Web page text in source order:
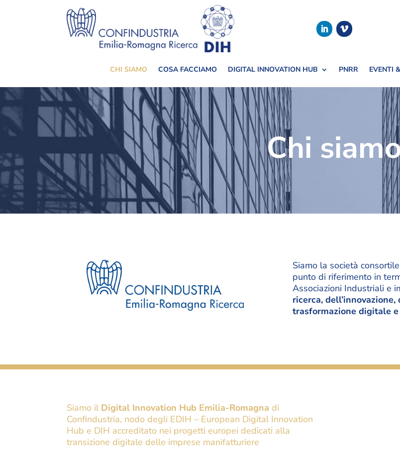
CHI SIAMO COSA FACCIAMO DIGITAL INNOVATION HUB PNRR EVENTI
Chi
Siamo la società
punto di riferimento in
Associazioni Industriali e
ricerca,
trasformazione digitale
Siamo il Digital Innovation Hub Emilia-Romagna di
Confindustria, nodo degli EDIH – European Digital Innovation
Hub e DIH accreditato nei progetti europei dedicati alla
transizione digitale delle imprese manifatturiere